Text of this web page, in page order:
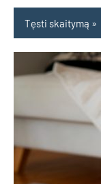
Tęsti skaitymą